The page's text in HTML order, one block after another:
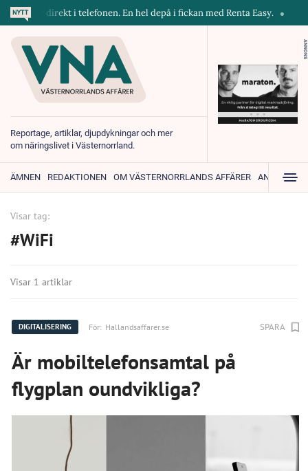
direkt i telefonen. En hel depå i fickan med Renta Easy.
Reportage, artiklar, djupdykningar och mer
om näringslivet i Västernorrland.
ANNONS
ÄMNEN REDAKTIONEN OM VÄSTERNORRLANDS AFFÄRER
Visar tag:
#WiFi
Visar 1 artiklar
DIGITALISERING För: Hallandsaffarer.se SPARA
Är mobiltelefonsamtal på
flygplan oundvikliga?